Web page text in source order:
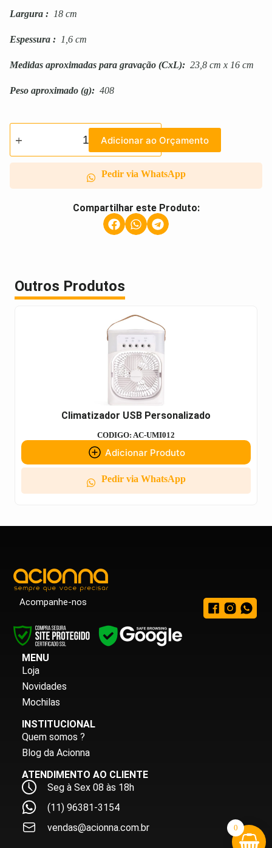
Largura : 18 cm
Espessura : 1,6 cm
Medidas aproximadas para gravação (CxL): 23,8 cm x 16 cm
Peso aproximado (g): 408
Adicionar ao Orçamento
Pedir via WhatsApp
Compartilhar este Produto:
Outros Produtos
Climatizador USB Personalizado
CODIGO: AC-UMI012
Adicionar Produto
Pedir via WhatsApp
Acompanhe-nos
MENU
Loja
Novidades
Mochilas
INSTITUCIONAL
Quem somos ?
Blog da Acionna
ATENDIMENTO AO CLIENTE
Seg à Sex 08 às 18h
(11) 96381-3154
vendas@acionna.com.br
0